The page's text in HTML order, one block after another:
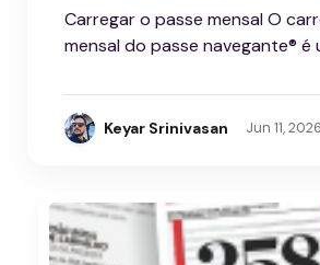
Carregar o passe mensal O
mensal do passe navegante® é
Keyar Srinivasan Jun 11, 2026